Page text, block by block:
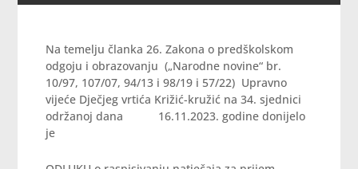
Na temelju članka 26. Zakona o predškolskom
odgoju i obrazovanju („Narodne novine“ br.
10/97, 107/07, 94/13 i 98/19 i 57/22) Upravno
vijeće Dječjeg vrtića Križić-kružić na 34. sjednici
održanoj dana 16.11.2023. godine donijelo
je